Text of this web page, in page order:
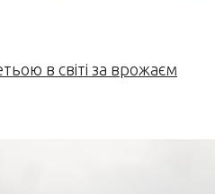
в світі за врожаєм